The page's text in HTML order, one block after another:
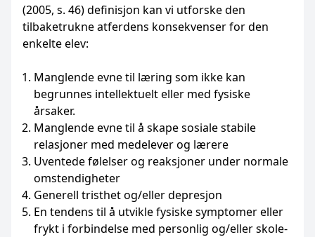
(2005, s. 46) definisjon kan vi utforske den
tilbaketrukne atferdens konsekvenser for den
enkelte elev:
Manglende evne til læring som ikke kan
begrunnes intellektuelt eller med fysiske
årsaker.
Manglende evne til å skape sosiale stabile
relasjoner med medelever og lærere
Uventede følelser og reaksjoner under normale
omstendigheter
Generell tristhet og/eller depresjon
En tendens til å utvikle fysiske symptomer eller
frykt i forbindelse med personlig og/eller skole-